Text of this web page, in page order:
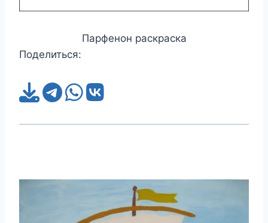
Парфенон раскраска
Поделиться: